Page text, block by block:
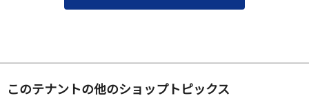
このテナントの他のショップトピックス